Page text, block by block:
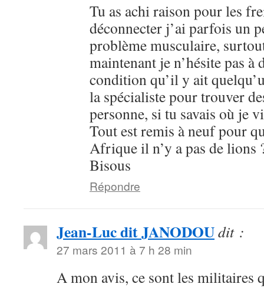
Tu as achi raison pour les
déconnecter j’ai parfois un
problème musculaire,
maintenant je n’hésite pas à
condition qu’il y ait
la spécialiste pour trouver
personne, si tu savais où je
Tout est remis à neuf pour
Afrique il n’y a pas de lions
Bisous
Répondre
Jean-Luc dit JANODOUdit :
27 mars 2011 à 7 h 28 min
A mon avis, ce sont les militaires